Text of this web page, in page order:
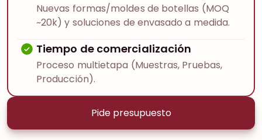
Nuevas formas/moldes de botellas (MOQ
~20k) y soluciones de envasado a medida.
Tiempo de comercialización
Proceso multietapa (Muestras, Pruebas,
Producción).
Pide presupuesto